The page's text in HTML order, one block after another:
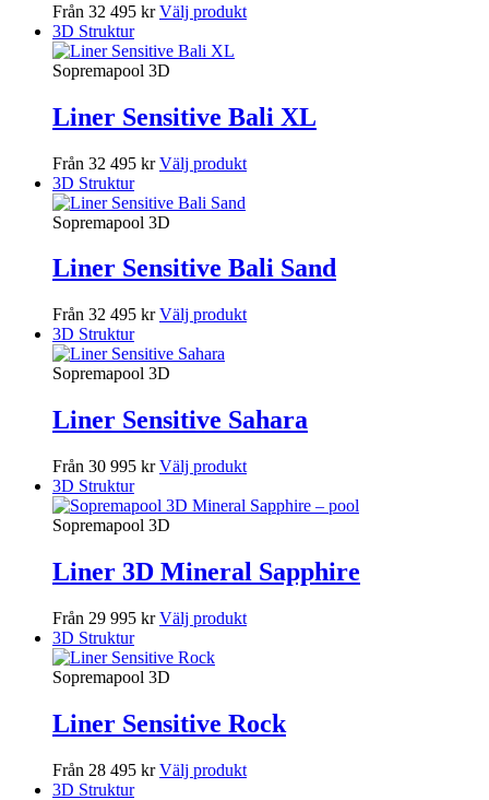
Från 32 495 kr Välj produkt
3D Struktur
Sopremapool 3D
Liner Sensitive Bali XL
Från 32 495 kr Välj produkt
3D Struktur
Sopremapool 3D
Liner Sensitive Bali Sand
Från 32 495 kr Välj produkt
3D Struktur
Sopremapool 3D
Liner Sensitive Sahara
Från 30 995 kr Välj produkt
3D Struktur
Sopremapool 3D
Liner 3D Mineral Sapphire
Från 29 995 kr Välj produkt
3D Struktur
Sopremapool 3D
Liner Sensitive Rock
Från 28 495 kr Välj produkt
3D Struktur